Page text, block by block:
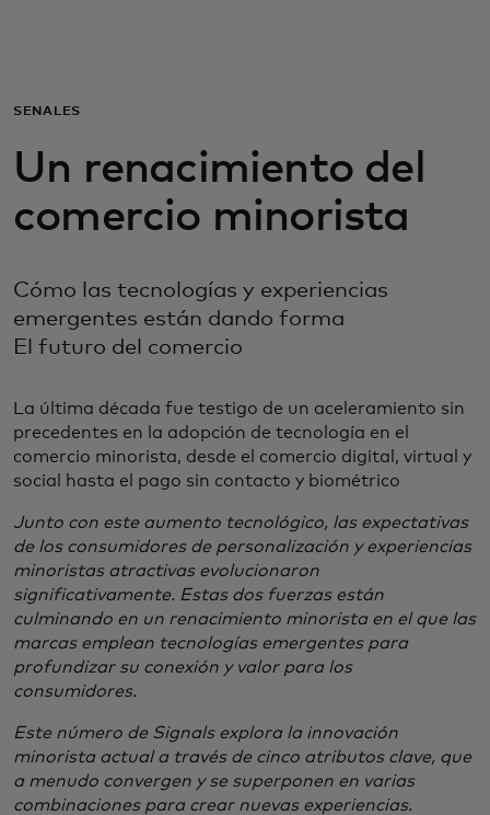
Para empresas
Para el mundo
Noticias y tendencias
SEÑALES
Un renacimiento del
comercio minorista
Cómo las tecnologías y experiencias
emergentes están dando forma
El futuro del comercio
La última década fue testigo de un aceleramiento sin
precedentes en la adopción de tecnología en el
comercio minorista, desde el comercio digital, virtual y
social hasta el pago sin contacto y biométrico
Junto con este aumento tecnológico, las expectativas
de los consumidores de personalización y experiencias
minoristas atractivas evolucionaron
significativamente. Estas dos fuerzas están
culminando en un renacimiento minorista en el que las
marcas emplean tecnologías emergentes para
profundizar su conexión y valor para los
consumidores.
​Este número de Signals explora la innovación
minorista actual a través de cinco atributos clave, que
a menudo convergen y se superponen en varias
combinaciones para crear nuevas experiencias.